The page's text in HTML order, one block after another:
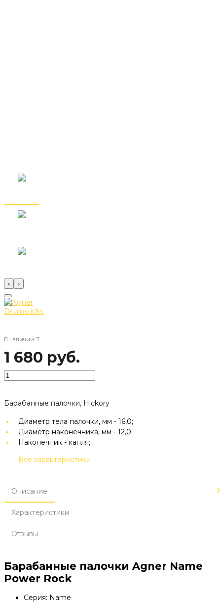
‹ ›
В наличии: 7
1 680 руб.
Барабанные палочки, Hickory
Диаметр тела палочки, мм - 16,0;
Диаметр наконечника, мм - 12,0;
Наконечник - капля;
Все характеристики
Описание
Характеристики
Отзывы
Барабанные палочки Agner Name
Power Rock
Серия: Name